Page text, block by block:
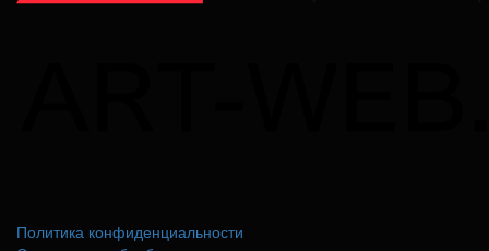
Политика конфиденциальности